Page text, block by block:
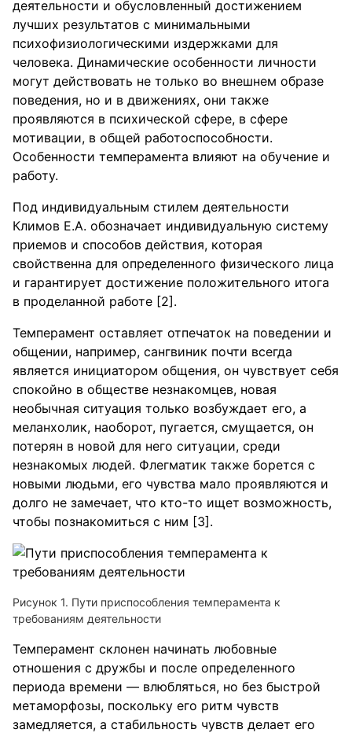
деятельности и обусловленный достижением
лучших результатов с минимальными
психофизиологическими издержками для
человека. Динамические особенности личности
могут действовать не только во внешнем образе
поведения, но и в движениях, они также
проявляются в психической сфере, в сфере
мотивации, в общей работоспособности.
Особенности темперамента влияют на обучение и
работу.
Под индивидуальным стилем деятельности
Климов Е.А. обозначает индивидуальную систему
приемов и способов действия, которая
свойственна для определенного физического лица
и гарантирует достижение положительного итога
в проделанной работе [2].
Темперамент оставляет отпечаток на поведении и
общении, например, сангвиник почти всегда
является инициатором общения, он чувствует себя
спокойно в обществе незнакомцев, новая
необычная ситуация только возбуждает его, а
меланхолик, наоборот, пугается, смущается, он
потерян в новой для него ситуации, среди
незнакомых людей. Флегматик также борется с
новыми людьми, его чувства мало проявляются и
долго не замечает, что кто-то ищет возможность,
чтобы познакомиться с ним [3].
Рисунок 1. Пути приспособления темперамента к
требованиям деятельности
Темперамент склонен начинать любовные
отношения с дружбы и после определенного
периода времени — влюбляться, но без быстрой
метаморфозы, поскольку его ритм чувств
замедляется, а стабильность чувств делает его